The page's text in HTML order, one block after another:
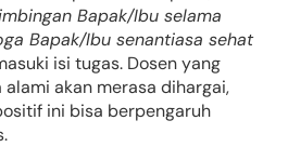
Bapak/Ibu selama
Bapak/Ibu senantiasa sehat
isi tugas. Dosen yang
akan merasa dihargai,
ini bisa berpengaruh